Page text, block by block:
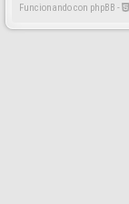
Funcionando con phpBB -